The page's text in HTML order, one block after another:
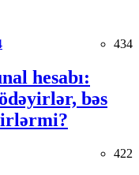
434
hesabı:
bəs
422